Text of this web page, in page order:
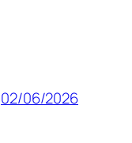
02/06/2026